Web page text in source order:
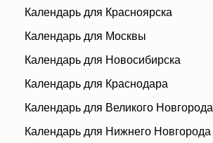
Календарь для Красноярска
Календарь для Москвы
Календарь для Новосибирска
Календарь для Краснодара
Календарь для Великого Новгорода
Календарь для Нижнего Новгорода